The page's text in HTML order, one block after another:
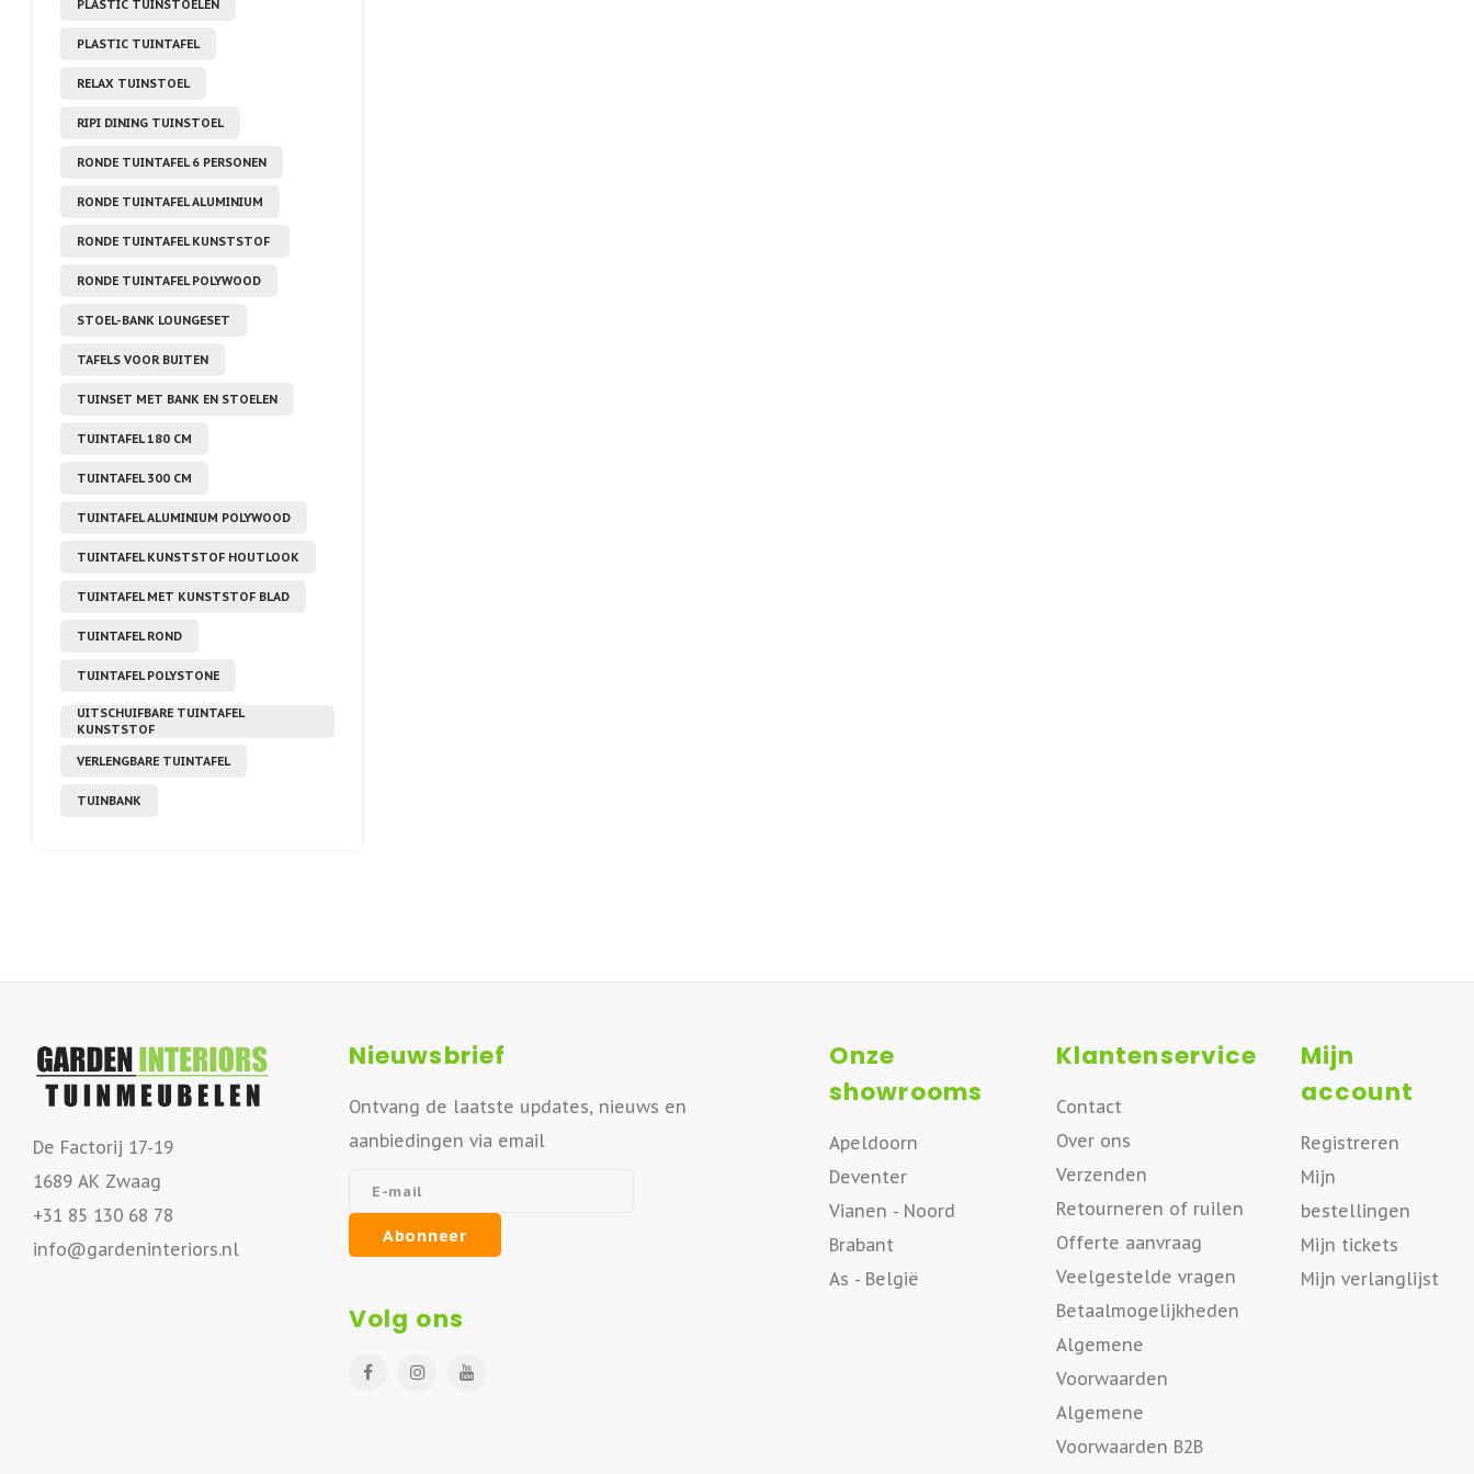
PLASTIC TUINSTOELEN
PLASTIC TUINTAFEL
RELAX TUINSTOEL
RIPI DINING TUINSTOEL
RONDE TUINTAFEL 6 PERSONEN
RONDE TUINTAFEL ALUMINIUM
RONDE TUINTAFEL KUNSTSTOF
RONDE TUINTAFEL POLYWOOD
STOEL-BANK LOUNGESET
TAFELS VOOR BUITEN
TUINSET MET BANK EN STOELEN
TUINTAFEL 180 CM
TUINTAFEL 300 CM
TUINTAFEL ALUMINIUM POLYWOOD
TUINTAFEL KUNSTSTOF HOUTLOOK
TUINTAFEL MET KUNSTSTOF BLAD
TUINTAFEL ROND
TUINTAFEL POLYSTONE
UITSCHUIFBARE TUINTAFEL
KUNSTSTOF
VERLENGBARE TUINTAFEL
TUINBANK
De Factorij 17-19
1689 AK Zwaag
+31 85 130 68 78
info@gardeninteriors.nl
Nieuwsbrief
Ontvang de laatste updates, nieuws en
aanbiedingen via email
Abonneer
Volg ons
Onze
showrooms
Apeldoorn
Deventer
Vianen - Noord
Brabant
As - België
Klantenservice
Contact
Over ons
Verzenden
Retourneren of ruilen
Offerte aanvraag
Veelgestelde vragen
Betaalmogelijkheden
Algemene
Voorwaarden
Algemene
Voorwaarden B2B
Mijn
account
Registreren
Mijn
bestellingen
Mijn tickets
Mijn verlanglijst